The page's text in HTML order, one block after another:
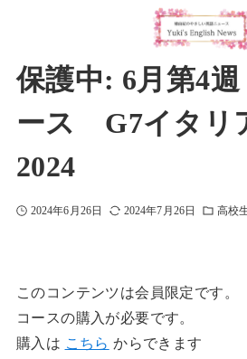
保護中: 6月第4
ース G7イタリ
2024
2024年6月26日 2024年7月26日 高校
このコンテンツは会員限定です。
コースの購入が必要です。
購入は こちら からできます